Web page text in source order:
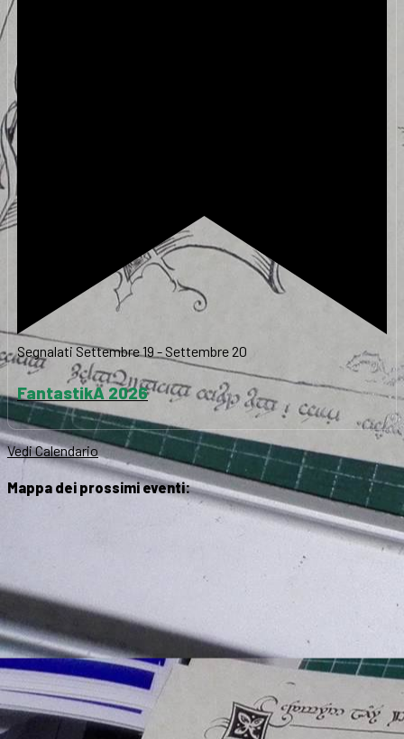
SegnalatiSettembre 19 - Settembre 20
FantastikA 2026
Vedi Calendario
Mappa dei prossimi eventi: